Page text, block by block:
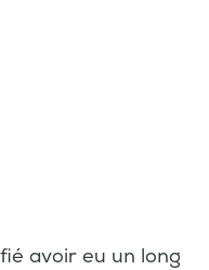
avoir eu un long